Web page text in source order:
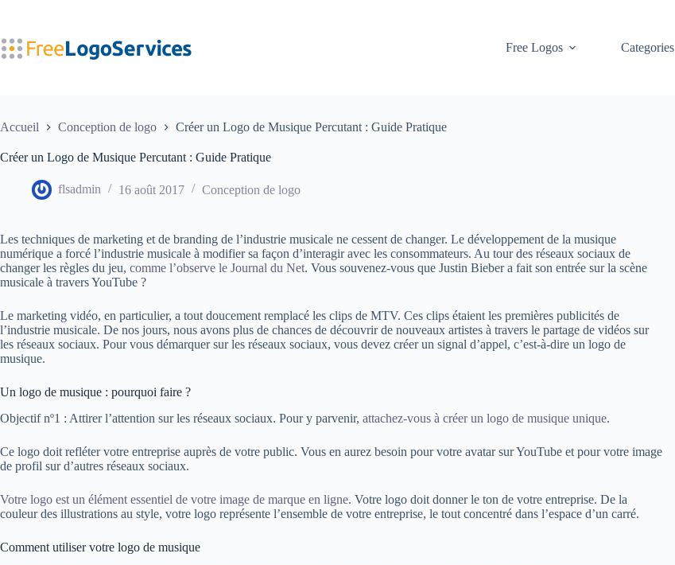
Free Logos
Categories
Accueil Conception de logo Créer un Logo de Musique Percutant : Guide Pratique
Créer un Logo de Musique Percutant : Guide Pratique
flsadmin 16 août 2017 Conception de logo
Les techniques de marketing et de branding de l’industrie musicale ne cessent de changer. Le développement de la musique
numérique a forcé l’industrie musicale à modifier sa façon d’interagir avec les consommateurs. Au tour des réseaux sociaux de
changer les règles du jeu, comme l’observe le Journal du Net. Vous souvenez-vous que Justin Bieber a fait son entrée sur la scène
musicale à travers YouTube ?
Le marketing vidéo, en particulier, a tout doucement remplacé les clips de MTV. Ces clips étaient les premières publicités de
l’industrie musicale. De nos jours, nous avons plus de chances de découvrir de nouveaux artistes à travers le partage de vidéos sur
les réseaux sociaux. Pour vous démarquer sur les réseaux sociaux, vous devez créer un signal d’appel, c’est-à-dire un logo de
musique.
Un logo de musique : pourquoi faire ?
Objectif nº1 : Attirer l’attention sur les réseaux sociaux. Pour y parvenir, attachez-vous à créer un logo de musique unique.
Ce logo doit refléter votre entreprise auprès de votre public. Vous en aurez besoin pour votre avatar sur YouTube et pour votre image
de profil sur d’autres réseaux sociaux.
Votre logo est un élément essentiel de votre image de marque en ligne. Votre logo doit donner le ton de votre entreprise. De la
couleur des illustrations au style, votre logo représente l’ensemble de votre entreprise, le tout concentré dans l’espace d’un carré.
Comment utiliser votre logo de musique